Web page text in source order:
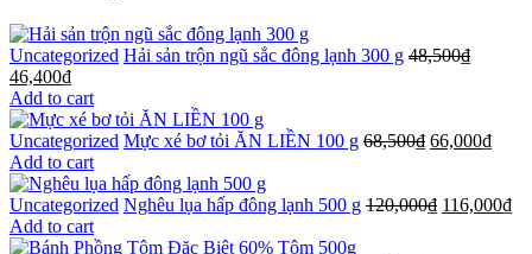
Uncategorized Hải sản trộn ngũ sắc đông lạnh 300 g 48,500₫
46,400₫
Add to cart
Uncategorized Mực xé bơ tỏi ĂN LIỀN 100 g 68,500₫ 66,000₫
Add to cart
Uncategorized Nghêu lụa hấp đông lạnh 500 g 120,000₫ 116,000₫
Add to cart